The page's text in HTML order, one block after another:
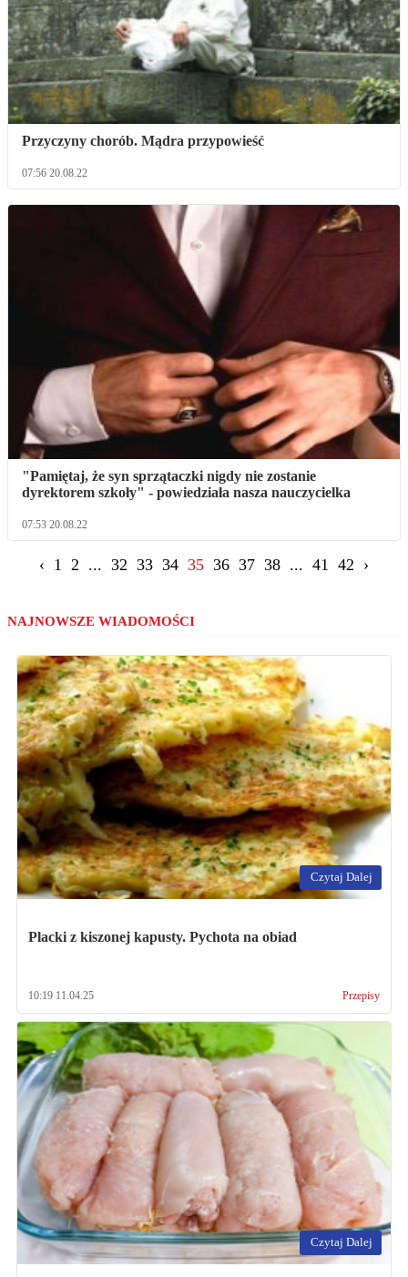
Przyczyny chorób. Mądra przypowieść
07:56 20.08.22
"Pamiętaj, że syn sprzątaczki nigdy nie zostanie
dyrektorem szkoły" - powiedziała nasza nauczycielka
07:53 20.08.22
‹ 1 2 ... 32 33 34 35 36 37 38 ... 41 42 ›
NAJNOWSZE WIADOMOŚCI
Czytaj Dalej
Placki z kiszonej kapusty. Pychota na obiad
10:19 11.04.25 Przepisy
Czytaj Dalej